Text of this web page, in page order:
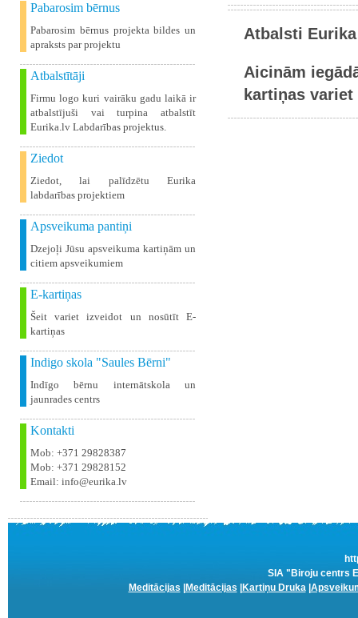
Pabarosim bērnus
Pabarosim bērnus projekta bildes un
apraksts par projektu
Atbalstītāji
Firmu logo kuri vairāku gadu laikā ir
atbalstījuši vai turpina atbalstīt
Eurika.lv Labdarības projektus.
Ziedot
Ziedot, lai palīdzētu Eurika
labdarības projektiem
Apsveikuma pantiņi
Dzejoļi Jūsu apsveikuma kartiņām un
citiem apsveikumiem
E-kartiņas
Šeit variet izveidot un nosūtīt E-
kartiņas
Indigo skola "Saules Bērni"
Indīgo bērnu internātskola un
jaunrades centrs
Kontakti
Mob: +371 29828387
Mob: +371 29828152
Email: info@eurika.lv
Atbalsti
Aicinām
kartiņas variet
SIA "Biroju centrs
Meditācijas
Meditācijas Kartiņu Druka|